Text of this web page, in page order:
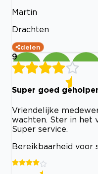
Martin
Drachten
delen
9
Super goed
Vriendelijke
wachten. Ster in het
Super service.
Bereikbaarheid voor